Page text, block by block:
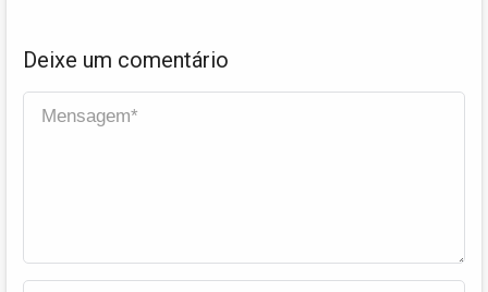
Deixe um comentário